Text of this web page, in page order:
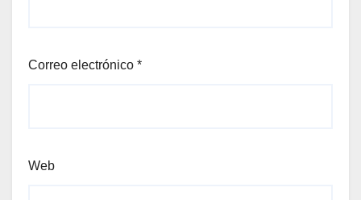
Correo electrónico *
Web